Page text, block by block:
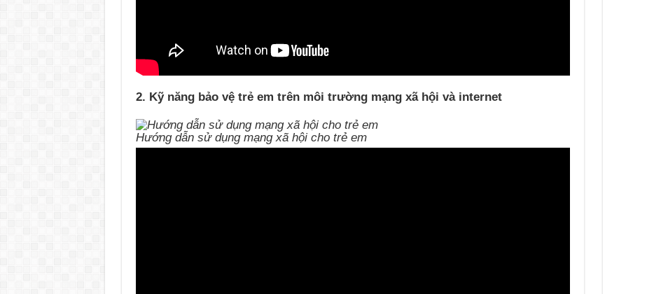
2. Kỹ năng bảo vệ trẻ em trên môi trường mạng xã hội và internet
Hướng dẫn sử dụng mạng xã hội cho trẻ em